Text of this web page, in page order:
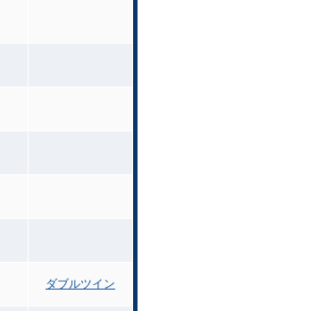
ダブルツイン